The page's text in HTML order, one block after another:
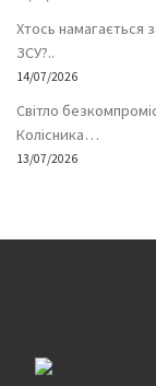
Хтось намагається
ЗСУ?..
14/07/2026
Світло
Колісника…
13/07/2026